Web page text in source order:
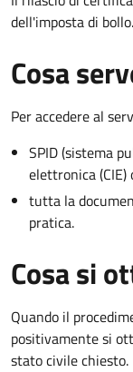
dell'imposta di bollo.
Cosa
Per accedere al
SPID (sistema
elettronica (CIE)
tutta la
pratica.
Cosa si
Quando il
positivamente si
stato civile chiesto.